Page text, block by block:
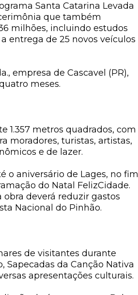
Santa Catarina Levada
que também
milhões, incluindo estudos
entrega de 25 novos veículos
, empresa de Cascavel (PR),
meses.
1.357 metros quadrados, com
moradores, turistas, artistas,
e de lazer.
o aniversário de Lages, no fim
do Natal FelizCidade.
deverá reduzir gastos
Nacional do Pinhão.
de visitantes durante
, Sapecadas da Canção Nativa
apresentações culturais.